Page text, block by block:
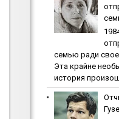
ceмью paди
Эта крайне
история